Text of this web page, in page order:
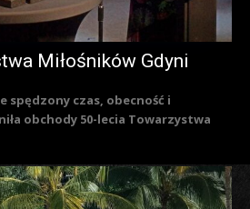
Miłośników Gdyni
spędzony czas, obecność i
obchody 50-lecia Towarzystwa